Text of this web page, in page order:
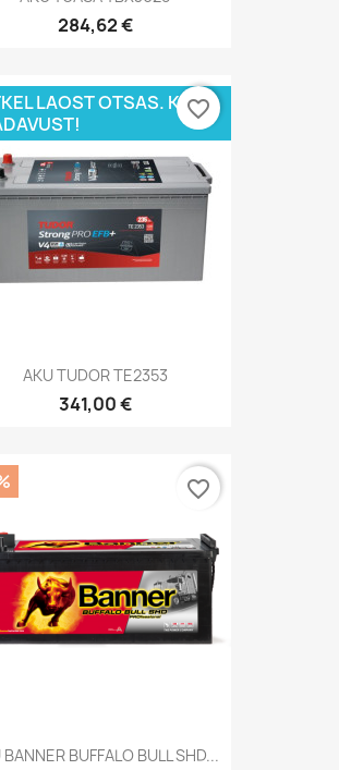
284,62 €
AKU TUDOR TE2353
341,00 €
LAOST OTSAS. KÜSI
favorite_border
BUFFALO BULL SHD...
favorite_border